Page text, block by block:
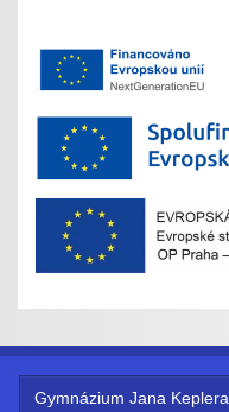
Gymnázium Jana Keplera